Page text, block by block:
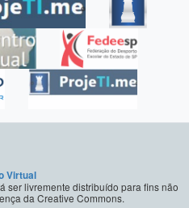
Virtual
ser livremente distribuído para fins não
da Creative Commons.